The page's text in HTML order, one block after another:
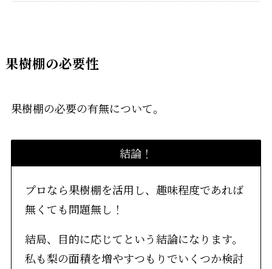
果樹棚の必要性
果樹棚の必要の有無について。
結論！
プロなら果樹棚を活用し、趣味程度であれば
無くても問題無し！
結局、目的に応じてという結論になります。
私も梨の面積を増やすつもりでいくつか検討